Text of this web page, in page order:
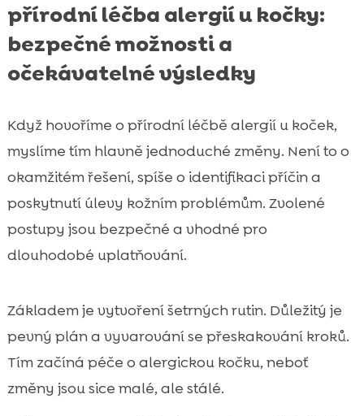
přírodní léčba alergií u kočky:
bezpečné možnosti a
očekávatelné výsledky
Když hovoříme o přírodní léčbě alergií u koček,
myslíme tím hlavně jednoduché změny. Není to o
okamžitém řešení, spíše o identifikaci příčin a
poskytnutí úlevy kožním problémům. Zvolené
postupy jsou bezpečné a vhodné pro
dlouhodobé uplatňování.
Základem je vytvoření šetrných rutin. Důležitý je
pevný plán a vyvarování se přeskakování kroků.
Tím začíná péče o alergickou kočku, neboť
změny jsou sice malé, ale stálé.